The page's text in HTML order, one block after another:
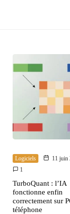
Logiciels
11 juin
1
TurboQuant : l’IA
fonctionne enfin
correctement sur
téléphone